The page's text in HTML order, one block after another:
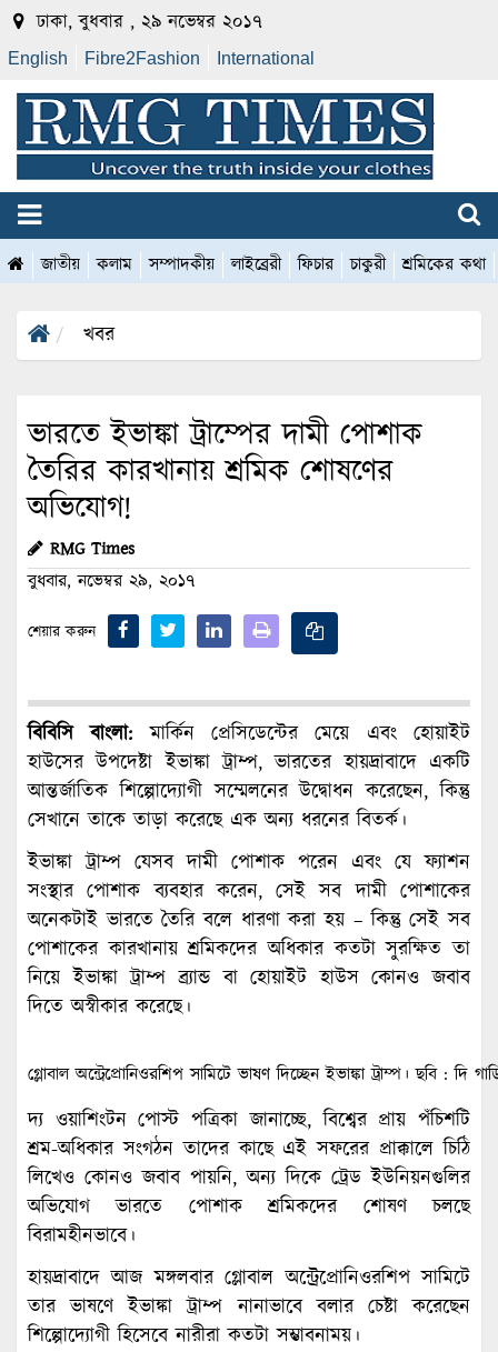
ঢাকা, বুধবার , ২৯ নভেম্বর ২০১৭
English Fibre2Fashion International
জাতীয় কলাম সম্পাদকীয় লাইব্রেরী ফিচার চাকুরী শ্রমিকের কথা
খবর
ভারতে ইভাঙ্কা ট্রাম্পের দামী পোশাক
তৈরির কারখানায় শ্রমিক শোষণের
অভিযোগ!
RMG Times
বুধবার, নভেম্বর ২৯, ২০১৭
শেয়ার করুন
বিবিসি বাংলা: মার্কিন প্রেসিডেন্টের মেয়ে এবং হোয়াইট
হাউসের উপদেষ্টা ইভাঙ্কা ট্রাম্প, ভারতের হায়দ্রাবাদে একটি
আন্তর্জাতিক শিল্পোদ্যোগী সম্মেলনের উদ্বোধন করেছেন, কিন্তু
সেখানে তাকে তাড়া করেছে এক অন্য ধরনের বিতর্ক।
ইভাঙ্কা ট্রাম্প যেসব দামী পোশাক পরেন এবং যে ফ্যাশন
সংস্থার পোশাক ব্যবহার করেন, সেই সব দামী পোশাকের
অনেকটাই ভারতে তৈরি বলে ধারণা করা হয় – কিন্তু সেই সব
পোশাকের কারখানায় শ্রমিকদের অধিকার কতটা সুরক্ষিত তা
নিয়ে ইভাঙ্কা ট্রাম্প ব্র্যান্ড বা হোয়াইট হাউস কোনও জবাব
দিতে অস্বীকার করেছে।
গ্লোবাল অন্ট্রেপ্রোনিওরশিপ সামিটে ভাষণ দিচ্ছেন ইভাঙ্কা ট্রাম্প। ছবি : দি
দ্য ওয়াশিংটন পোস্ট পত্রিকা জানাচ্ছে, বিশ্বের প্রায় পঁচিশটি
শ্রম-অধিকার সংগঠন তাদের কাছে এই সফরের প্রাক্কালে চিঠি
লিখেও কোনও জবাব পায়নি, অন্য দিকে ট্রেড ইউনিয়নগুলির
অভিযোগ ভারতে পোশাক শ্রমিকদের শোষণ চলছে
বিরামহীনভাবে।
হায়দ্রাবাদে আজ মঙ্গলবার গ্লোবাল অন্ট্রেপ্রোনিওরশিপ সামিটে
তার ভাষণে ইভাঙ্কা ট্রাম্প নানাভাবে বলার চেষ্টা করেছেন
শিল্পোদ্যোগী হিসেবে নারীরা কতটা সম্ভাবনাময়।